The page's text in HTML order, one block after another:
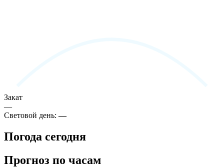
Закат
—
Световой день:—
Погода сегодня
Прогноз по часам